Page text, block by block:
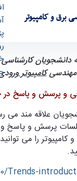
برق و کامپیوتر
دانشکدهدانشجویان
مهندسیکامپیوترورودی
و پرسش و پاسخ
علاقه مند می
پرسش و پاسخ و
کامپیوتر را می
Trends-